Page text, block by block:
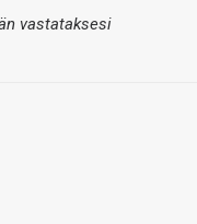
vastataksesi